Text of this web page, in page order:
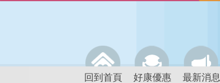
回到首頁 好康優惠 最新消息